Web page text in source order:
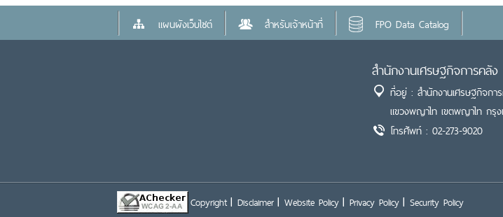
แผนผังเว็บไซต์ สำหรับเจ้าหน้าที่ FPO Data Catalog
สำนักงานเศรษฐกิจการคลั
ที่อยู่ : สำนักงานเศรษฐกิจก
แขวงพญาไท เขตพญาไท กรุ
โทรศัพท์ : 02-273-9020
Copyright Disclaimer Website Policy Privacy Policy Security Policy